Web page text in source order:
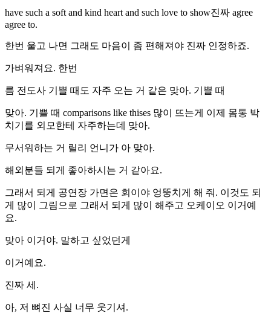
have such a soft and kind heart and such love to show진짜 agree
agree to.
한번 울고 나면 그래도 마음이 좀 편해져야 진짜 인정하죠.
가벼워져요. 한번
름 전도사 기쁠 때도 자주 오는 거 같은 맞아. 기쁠 때
맞아. 기쁠 때 comparisons like thises 많이 뜨는게 이제 몸통 박
치기를 외모한테 자주하는데 맞아.
무서워하는 거 릴리 언니가 아 맞아.
해외분들 되게 좋아하시는 거 같아요.
그래서 되게 공연장 가면은 회이야 엉뚱치게 해 줘. 이것도 되
게 많이 그림으로 그래서 되게 많이 해주고 오케이오 이거예
요.
맞아 이거야. 말하고 싶었던게
이거예요.
진짜 세.
아, 저 뼈진 사실 너무 웃기셔.